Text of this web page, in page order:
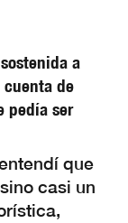
a
de
pedía ser
que
casi un